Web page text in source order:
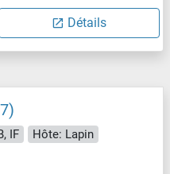
Détails
IF
Hôte: Lapin